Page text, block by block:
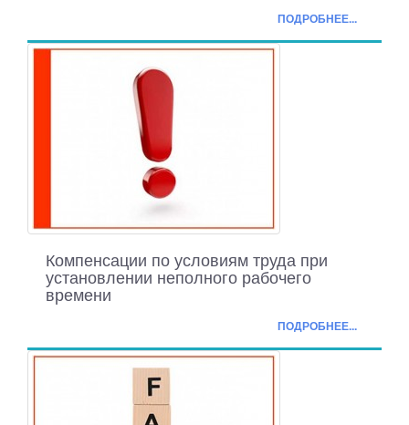
ПОДРОБНЕЕ...
Компенсации по условиям труда при
установлении неполного рабочего
времени
ПОДРОБНЕЕ...